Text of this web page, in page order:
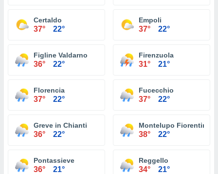
Certaldo
37° 22°
Empoli
37° 22°
Figline Valdarno
36° 22°
Firenzuola
31° 21°
Florencia
37° 22°
Fucecchio
37° 22°
Greve in Chianti
36° 22°
Montelupo Fiorentino
38° 22°
Pontassieve
36° 21°
Reggello
34° 21°